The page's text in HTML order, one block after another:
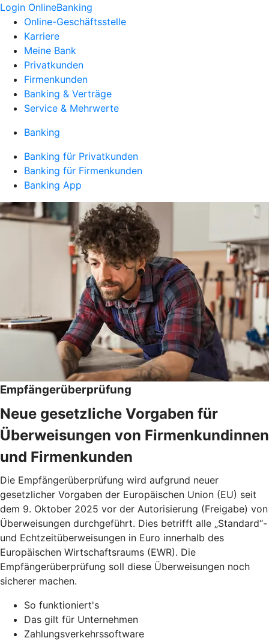
Login OnlineBanking
Online-Geschäftsstelle
Karriere
Meine Bank
Privatkunden
Firmenkunden
Banking & Verträge
Service & Mehrwerte
Banking
Banking für Privatkunden
Banking für Firmenkunden
Banking App
Empfängerüberprüfung
Neue gesetzliche Vorgaben für
Überweisungen von Firmenkundinnen
und Firmenkunden
Die Empfängerüberprüfung wird aufgrund neuer
gesetzlicher Vorgaben der Europäischen Union (EU) seit
dem 9. Oktober 2025 vor der Autorisierung (Freigabe) von
Überweisungen durchgeführt. Dies betrifft alle „Standard“-
und Echtzeitüberweisungen in Euro innerhalb des
Europäischen Wirtschaftsraums (EWR). Die
Empfängerüberprüfung soll diese Überweisungen noch
sicherer machen.
So funktioniert's
Das gilt für Unternehmen
Zahlungsverkehrssoftware